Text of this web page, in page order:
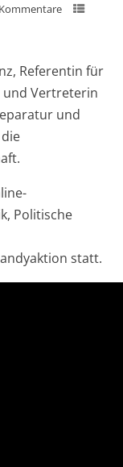
Referentin für
und Vertreterin
und
Politische
statt.